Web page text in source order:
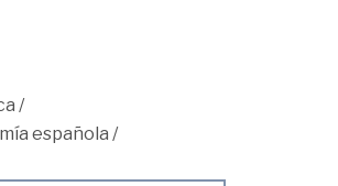
/
española /